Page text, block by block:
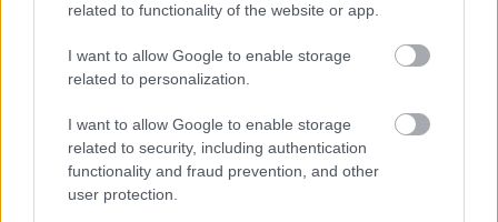
related to functionality of the website or app.
I want to allow Google to enable storage
related to personalization.
I want to allow Google to enable storage
related to security, including authentication
functionality and fraud prevention, and other
user protection.